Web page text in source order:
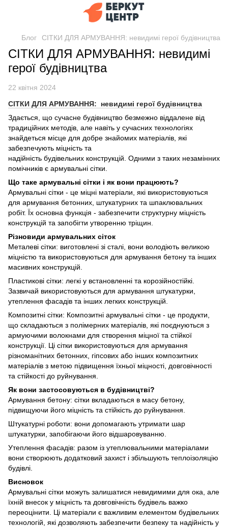
Блог СІТКИ ДЛЯ АРМУВАННЯ: невидимі герої будівництва
СІТКИ ДЛЯ АРМУВАННЯ: невидимі
герої будівництва
22 квітня 2024
СІТКИ ДЛЯ АРМУВАННЯ: невидимі герої будівництва
Здається, що сучасне будівництво безмежно віддалене від
традиційних методів, але навіть у сучасних технологіях
знайдеться місце для добре знайомих матеріалів, які
забезпечують міцність та
надійність будівельних конструкцій. Одними з таких незамінних
помічників є армувальні сітки.
Що таке армувальні сітки і як вони працюють?
Армувальні сітки - це міцні матеріали, які використовуються
для армування бетонних, штукатурних та шпаклювальних
робіт. Їх основна функція - забезпечити структурну міцність
конструкцій та запобігти утворенню тріщин.
Різновиди армувальних сіток
Металеві сітки: виготовлені зі сталі, вони володіють великою
міцністю та використовуються для армування бетону та інших
масивних конструкцій.
Пластикові сітки: легкі у встановленні та корозійностійкі.
Зазвичай використовуються для армування штукатурки,
утеплення фасадів та інших легких конструкцій.
Композитні сітки: Композитні армувальні сітки - це продукти,
що складаються з полімерних матеріалів, які поєднуються з
армуючими волокнами для створення міцної та стійкої
конструкції. Ці сітки використовуються для армування
різноманітних бетонних, гіпсових або інших композитних
матеріалів з метою підвищення їхньої міцності, довговічності
та стійкості до руйнування.
Як вони застосовуються в будівництві?
Армування бетону: сітки вкладаються в масу бетону,
підвищуючи його міцність та стійкість до руйнування.
Штукатурні роботи: вони допомагають утримати шар
штукатурки, запобігаючи його відшаровуванню.
Утеплення фасадів: разом із утеплювальними матеріалами
вони створюють додатковий захист і збільшують теплоізоляцію
будівлі.
Висновок
Армувальні сітки можуть залишатися невидимими для ока, але
їхній внесок у міцність та довговічність будівель важко
переоцінити. Ці матеріали є важливим елементом будівельних
технологій, які дозволяють забезпечити безпеку та надійність у